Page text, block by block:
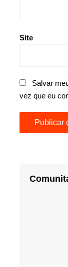
Site
Salvar
vez que eu